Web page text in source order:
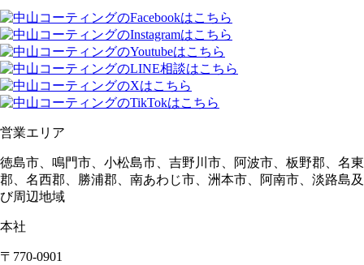
営業エリア
徳島市、鳴門市、小松島市、吉野川市、阿波市、板野郡、名東
郡、名西郡、勝浦郡、南あわじ市、洲本市、阿南市、淡路島及
び周辺地域
本社
〒770-0901